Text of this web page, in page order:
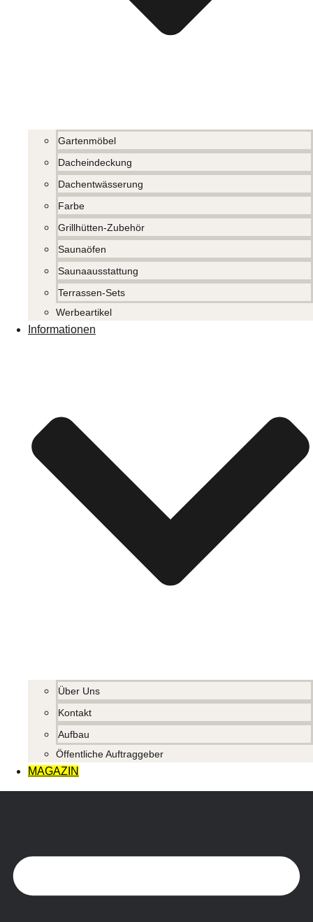
Gartenmöbel
Dacheindeckung
Dachentwässerung
Farbe
Grillhütten-Zubehör
Saunaöfen
Saunaausstattung
Terrassen-Sets
Werbeartikel
Informationen
Über Uns
Kontakt
Aufbau
Öffentliche Auftraggeber
MAGAZIN